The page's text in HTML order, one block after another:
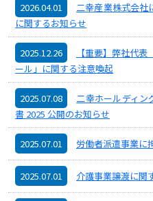
2026.04.01
二幸産業株式会社
に関するお知らせ
2025.12.26
【重要】弊社代
ール」に関する注意喚起
2025.07.08
二幸ホールディン
書 2025 公開のお知らせ
2025.07.01 労働者派遣事業に
2025.07.01 介護事業譲渡に関